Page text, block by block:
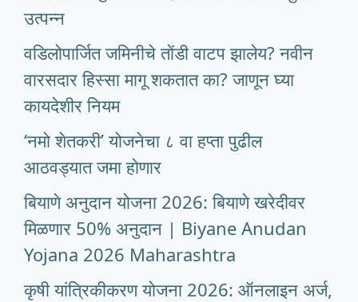
उत्पन्न
वडिलोपार्जित जमिनीचे तोंडी वाटप झालेय? नवीन
वारसदार हिस्सा मागू शकतात का? जाणून घ्या
कायदेशीर नियम
‘नमो शेतकरी’ योजनेचा ८ वा हप्ता पुढील
आठवड्यात जमा होणार
बियाणे अनुदान योजना 2026: बियाणे खरेदीवर
मिळणार 50% अनुदान | Biyane Anudan
Yojana 2026 Maharashtra
कृषी यांत्रिकीकरण योजना 2026: ऑनलाइन अर्ज,